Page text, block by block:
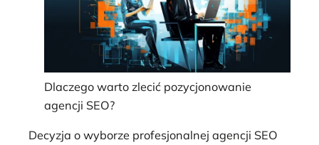
Dlaczego warto zlecić pozycjonowanie
agencji SEO?
Decyzja o wyborze profesjonalnej agencji SEO